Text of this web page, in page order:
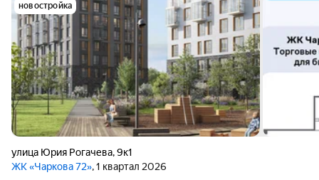
новостройка
улица Юрия Рогачева,9к1
ЖК «Чаркова 72», 1 квартал 2026